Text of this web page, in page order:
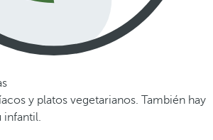
y platos vegetarianos. También hay
infantil.